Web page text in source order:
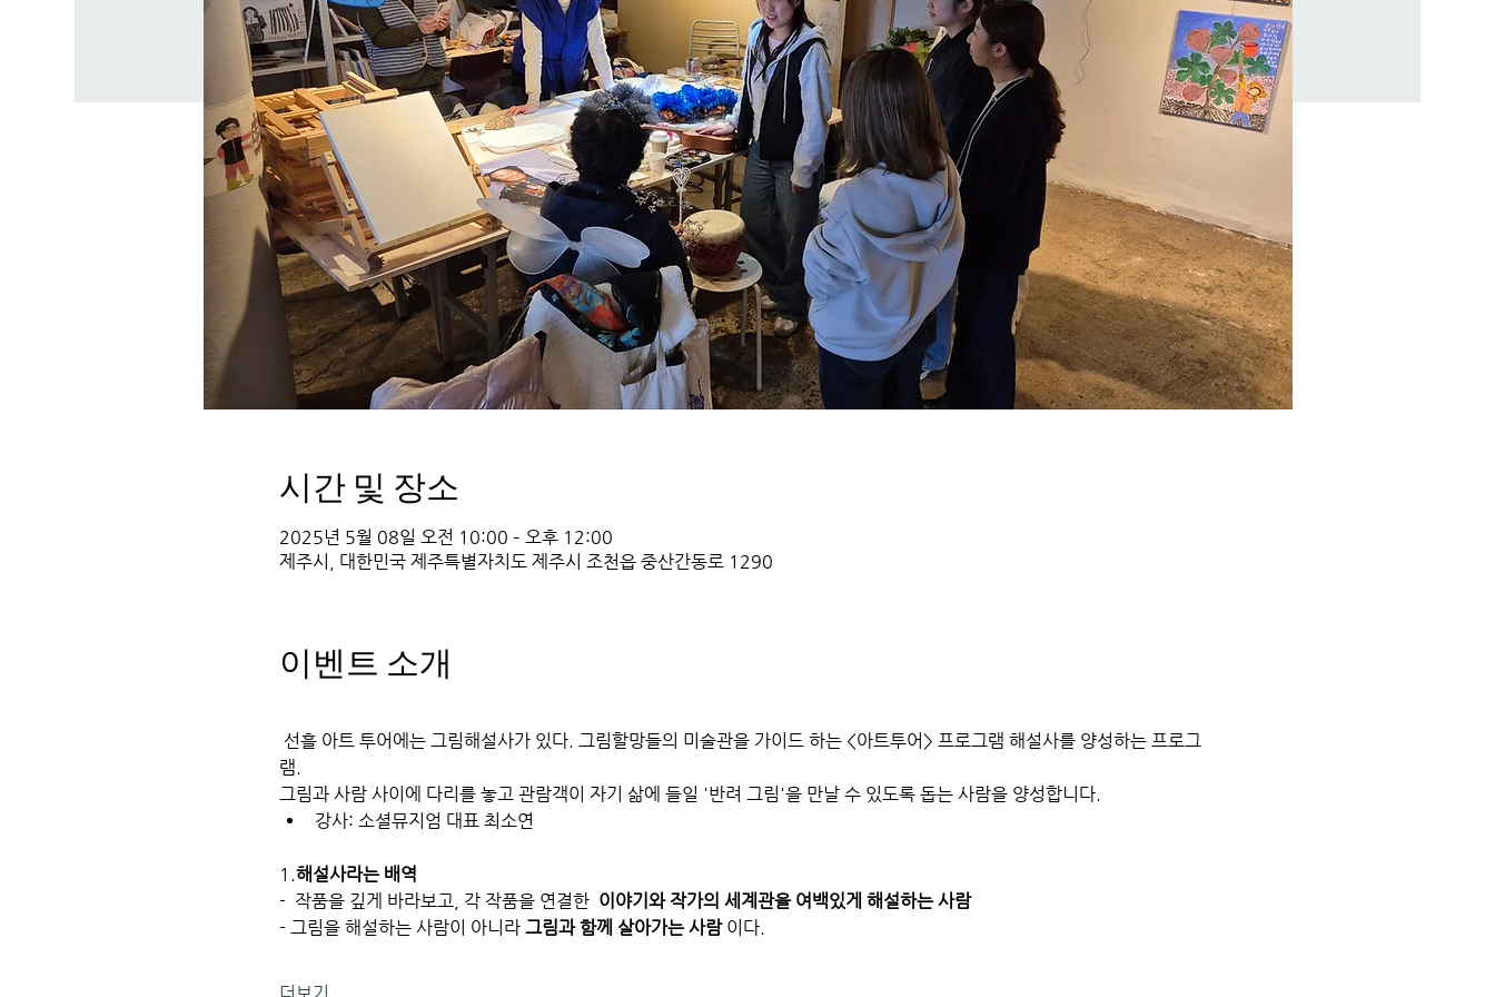
시간 및 장소
2025년 5월 08일 오전 10:00 – 오후 12:00
제주시, 대한민국 제주특별자치도 제주시 조천읍 중산간동로 1290
이벤트 소개
선흘 아트 투어에는 그림해설사가 있다. 그림할망들의 미술관을 가이드 하는 <아트투어> 프로그램 해설사를 양성하는 프로그
램.
그림과 사람 사이에 다리를 놓고 관람객이 자기 삶에 들일 '반려 그림'을 만날 수 있도록 돕는 사람을 양성합니다.
강사: 소셜뮤지엄 대표 최소연
1.해설사라는 배역
-  작품을 깊게 바라보고, 각 작품을 연결한 이야기와 작가의 세계관을 여백있게 해설하는 사람
- 그림을 해설하는 사람이 아니라 그림과 함께 살아가는 사람 이다.